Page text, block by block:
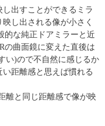
出すことができるミラ
し出される像が小さく
的な純正ドアミラーと近
の曲面鏡に変えた直後は
い)ので不自然に感じるか
距離感と思えば慣れる
離と同じ距離感で像が映